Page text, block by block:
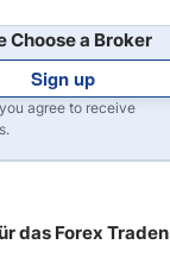
Choose a Broker
Sign up
agree to receive
das Forex Traden